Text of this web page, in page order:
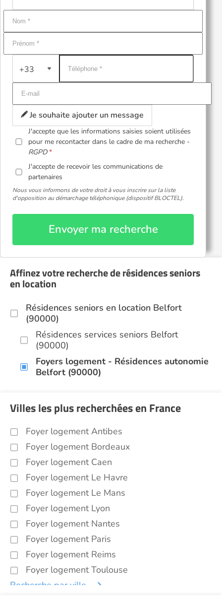
+33
Je souhaite ajouter un message
J'accepte que les informations saisies soient utilisées
pour me recontacter dans le cadre de ma recherche -
RGPD
J'accepte de recevoir les communications de
partenaires
Nous vous informons de votre droit à vous inscrire sur la liste
d'opposition au démarchage téléphonique (dispositif BLOCTEL).
Envoyer ma recherche
Affinez votre recherche de résidences seniors
en location
Résidences seniors en location Belfort
(90000)
Résidences services seniors Belfort
(90000)
Foyers logement - Résidences autonomie
Belfort (90000)
Villes les plus recherchées en France
Foyer logement Antibes
Foyer logement Bordeaux
Foyer logement Caen
Foyer logement Le Havre
Foyer logement Le Mans
Foyer logement Lyon
Foyer logement Nantes
Foyer logement Paris
Foyer logement Reims
Foyer logement Toulouse
Recherche par ville